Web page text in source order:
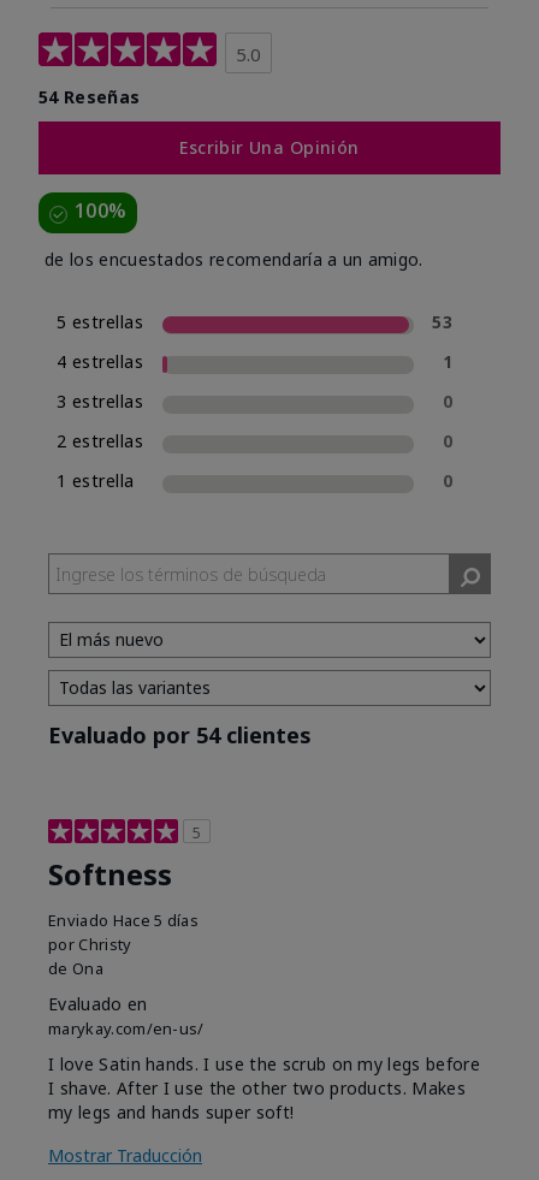
5.0
54 Reseñas
Escribir Una Opinión
100%
de los encuestados recomendaría a un amigo.
5 estrellas
53
4 estrellas
1
3 estrellas
0
2 estrellas
0
1 estrella
0
Evaluado por 54 clientes
5
Softness
Enviado Hace 5 días
por Christy
de Ona
Evaluado en
marykay.com/en-us/
I love Satin hands. I use the scrub on my legs before
I shave. After I use the other two products. Makes
my legs and hands super soft!
Mostrar Traducción